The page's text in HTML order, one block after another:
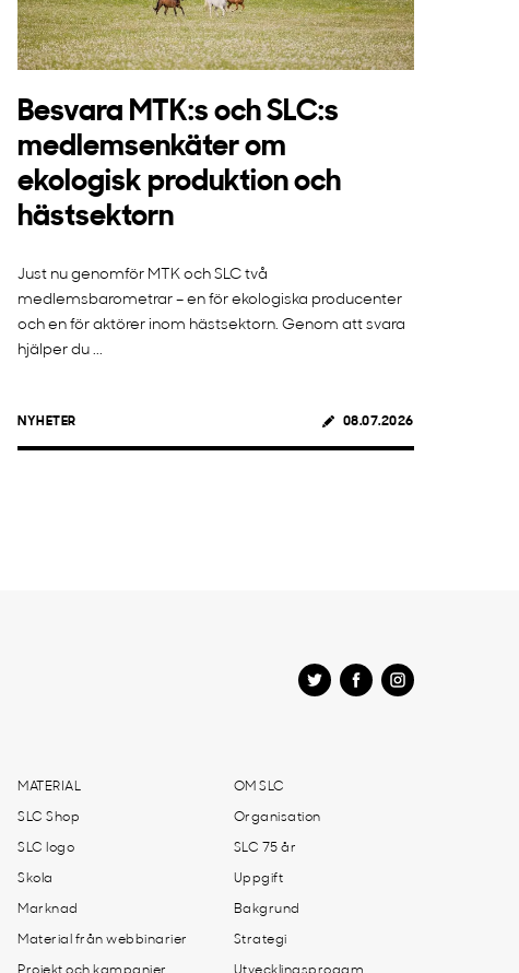
Besvara MTK:s och SLC:s
medlemsenkäter om
ekologisk produktion och
hästsektorn
Just nu genomför MTK och SLC två
medlemsbarometrar – en för ekologiska producenter
och en för aktörer inom hästsektorn. Genom att svara
hjälper du ...
NYHETER 08.07.2026
MATERIAL
SLC Shop
SLC logo
Skola
Marknad
Material från webbinarier
OM SLC
Organisation
SLC 75 år
Uppgift
Bakgrund
Strategi